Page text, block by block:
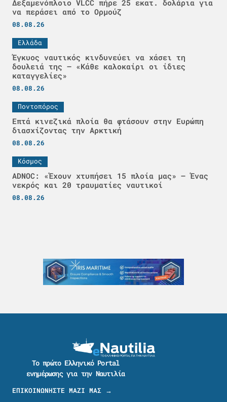
Δεξαμενόπλοιο VLCC πήρε 25 εκατ. δολάρια για
να περάσει από το Ορμούζ
08.08.26
Ελλάδα
Έγκυος ναυτικός κινδυνεύει να χάσει τη
δουλειά της – «Κάθε καλοκαίρι οι ίδιες
καταγγελίες»
08.08.26
Ποντοπόρος
Επτά κινεζικά πλοία θα φτάσουν στην Ευρώπη
διασχίζοντας την Αρκτική
08.08.26
Κόσμος
ADNOC: «Έχουν χτυπήσει 15 πλοία μας» – Ένας
νεκρός και 20 τραυματίες ναυτικοί
08.08.26
Το πρώτο Ελληνικό Portal
ενημέρωσης για την Ναυτιλία
ΕΠΙΚΟΙΝΩΝΗΣΤΕ ΜΑΖΙ ΜΑΣ →